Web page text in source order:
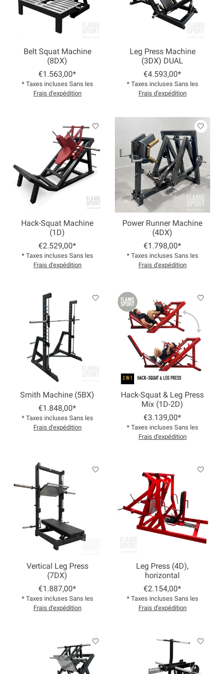
Belt Squat Machine
(8DX)
€1.563,00*
* Taxes incluses Sans les
Frais d'expédition
Leg Press Machine
(3DX) DUAL
€4.593,00*
* Taxes incluses Sans les
Frais d'expédition
Hack-Squat Machine
(1D)
€2.529,00*
* Taxes incluses Sans les
Frais d'expédition
Power Runner Machine
(4DX)
€1.798,00*
* Taxes incluses Sans les
Frais d'expédition
Smith Machine (5BX)
€1.848,00*
* Taxes incluses Sans les
Frais d'expédition
Hack-Squat & Leg Press
Mix (1D-2D)
€3.139,00*
* Taxes incluses Sans les
Frais d'expédition
Vertical Leg Press
(7DX)
€1.887,00*
* Taxes incluses Sans les
Frais d'expédition
Leg Press (4D),
horizontal
€2.154,00*
* Taxes incluses Sans les
Frais d'expédition